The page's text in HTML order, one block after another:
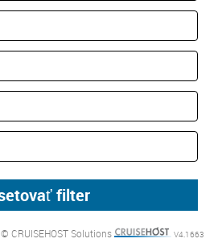
© CRUISEHOST Solutions V4.1663